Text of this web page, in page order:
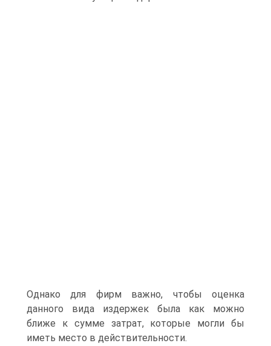
Однако для фирм важно, чтобы оценка
данного вида издержек была как можно
ближе к сумме затрат, которые могли бы
иметь место в действительности.